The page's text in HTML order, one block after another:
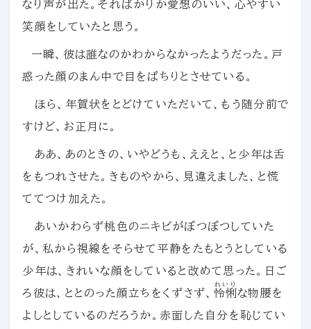
なり声が出た。そればかりか愛想のいい、心やすい
笑顔をしていたと思う。
一瞬、彼は誰なのかわからなかったようだった。戸
惑った顔のまん中で目をぱちりとさせている。
ほら、年賀状をとどけていただいて、もう随分前で
すけど、お正月に。
ああ、あのときの、いやどうも、ええと、と少年は舌
をもつれさせた。きものやから、見違えました、と慌
ててつけ加えた。
あいかわらず桃色のニキビがぽつぽつしていた
が、私から視線をそらせて平静をたもとうとしている
少年は、きれいな顔をしていると改めて思った。日ご
ろ彼は、ととのった顔立ちをくずさず、 怜悧
れいり
な物腰を
よしとしているのだろうか。赤面した自分を恥じてい